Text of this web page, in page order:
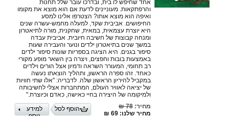
אחד שחיפש לו בית, ובדרכו עובר שלל תחנות
והרפתקאות. מעוניינים לדעת אם הוא מוצא את מקומו
ואיפה הוא מוצא אותו? הצטרפו אלינו למסע
החיפושים. אביבית שקד, למעלה מחמש-עשרה שנים
היא יוצרת עצמאית, במאית, שחקנית, מורה לתיאטרון
ומנחה קבוצות של חשיבה חיובית. אביבית עבדה
במשך שנים בתיאטרון ילדים ונוער והעבירה שעות
סיפור בגנים. היא הציגה בספריות שונות סיפור ילדים
באמצעות בובות וחפצים, ויצרה בין השאר מופע מקורי
רב תחומי, המעורר השראה ודמיון אצל הורים וילדים
כאחד. זהו ספרה הראשון, ותהליך הוצאתו נעשה
במקביל להיריון הראשון שלה. לדבריה: "אלו שתי חוויות
של יציאה לאוויר העולם, המתחברות אצלי לחשיבותה
ולמיקומה של היצירה בחיי כאישה, כאדם וכיוצרת."
מחיר:78 ₪
מחיר שלנו: 69 ₪
למידע
נוסף
הוסף לסל